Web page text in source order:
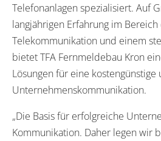
Telefonanlagen spezialisiert. Auf
langjährigen Erfahrung im
Telekommunikation und einem
bietet TFA Fernmeldebau Kron
Lösungen für eine kostengünstige
Unternehmenskommunikation.
„Die Basis für erfolgreiche
Kommunikation. Daher legen wir